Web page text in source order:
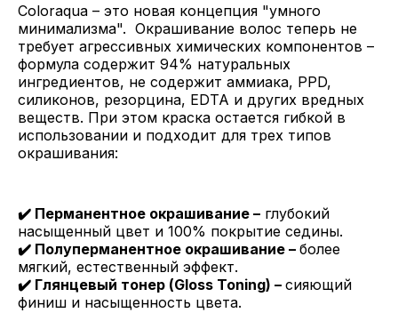
Coloraqua – это новая концепция "умного
минимализма". Окрашивание волос теперь не
требует агрессивных химических компонентов –
формула содержит 94% натуральных
ингредиентов, не содержит аммиака, PPD,
силиконов, резорцина, EDTA и других вредных
веществ. При этом краска остается гибкой в
использовании и подходит для трех типов
окрашивания:
✔️ Перманентное окрашивание – глубокий
насыщенный цвет и 100% покрытие седины.
✔️ Полуперманентное окрашивание – более
мягкий, естественный эффект.
✔️ Глянцевый тонер (Gloss Toning) – сияющий
финиш и насыщенность цвета.